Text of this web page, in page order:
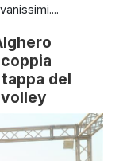
del